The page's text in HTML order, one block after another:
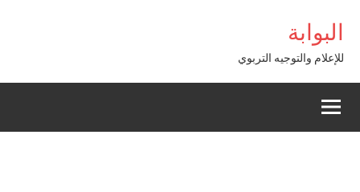
contenu
البوابة
للإعلام والتوجيه التربوي